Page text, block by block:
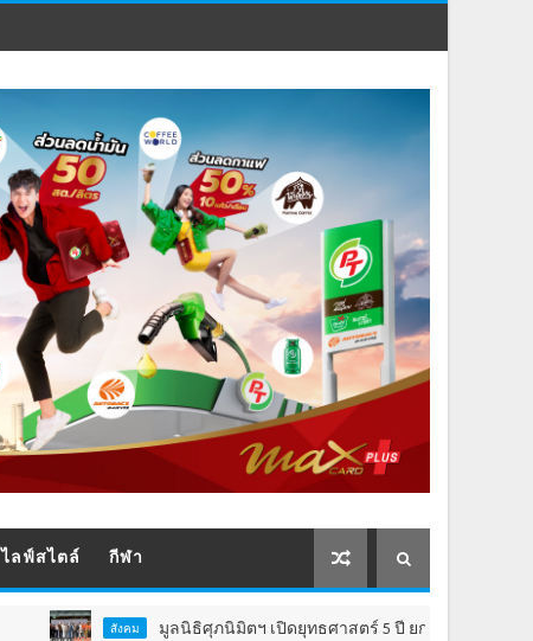
ไลฟ์สไตล์ กีฬา
มูลนิธิศุภนิมิตฯ เปิดยุทธศาสตร์ 5 ปี ยกระดับคุณภาพชีวิต ‘เด็ก 4 ล้